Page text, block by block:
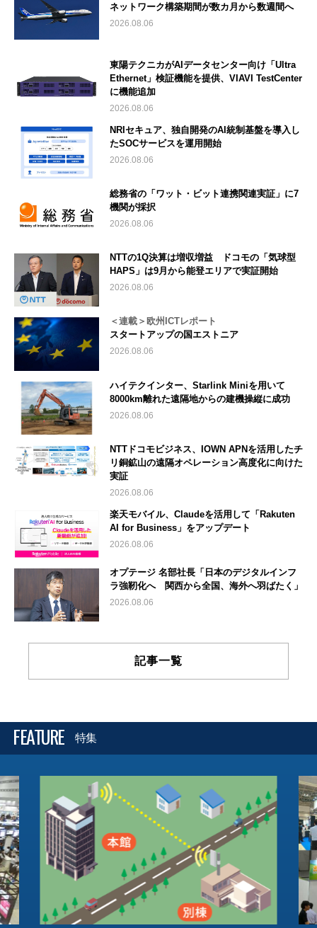
ネットワーク構築期間が数カ月から数週間へ
2026.08.06
東陽テクニカがAIデータセンター向け「Ultra
Ethernet」検証機能を提供、VIAVI TestCenter
に機能追加
2026.08.06
NRIセキュア、独自開発のAI統制基盤を導入し
たSOCサービスを運用開始
2026.08.06
総務省の「ワット・ビット連携関連実証」に7
機関が採択
2026.08.06
NTTの1Q決算は増収増益 ドコモの「気球型
HAPS」は9月から能登エリアで実証開始
2026.08.06
＜連載＞欧州ICTレポート
スタートアップの国エストニア
2026.08.06
ハイテクインター、Starlink Miniを用いて
8000km離れた遠隔地からの建機操縦に成功
2026.08.06
NTTドコモビジネス、IOWN APNを活用したチ
リ銅鉱山の遠隔オペレーション高度化に向けた
実証
2026.08.06
楽天モバイル、Claudeを活用して「Rakuten
AI for Business」をアップデート
2026.08.06
オプテージ 名部社長「日本のデジタルインフ
ラ強靭化へ 関西から全国、海外へ羽ばたく」
2026.08.06
記事一覧
FEATURE 特集